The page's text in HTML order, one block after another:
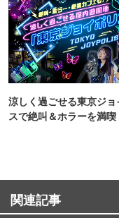
涼しく過ごせる東京ジョ
スで絶叫＆ホラーを満喫
関連記事